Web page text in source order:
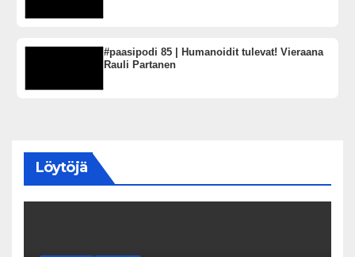
#paasipodi 85 | Humanoidit tulevat! Vieraana
Rauli Partanen
Löytöjä